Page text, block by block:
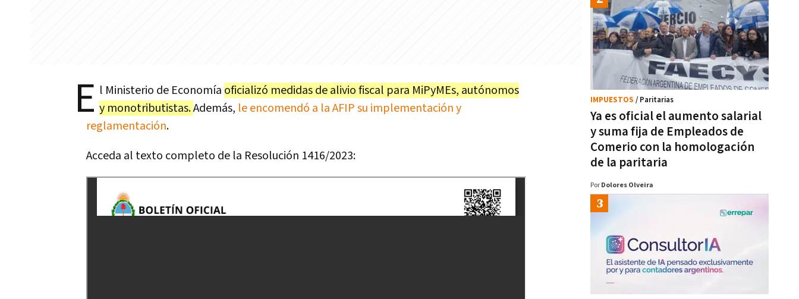
E l Ministerio de Economía oficializó medidas de alivio fiscal para MiPyMEs, autónomos
y monotributistas.Además, le encomendó a la AFIP su implementación y
reglamentación.
Acceda al texto completo de la Resolución 1416/2023:
Ya es oficial el aumento salarial
y suma fija de Empleados de
Comerio con la homologación
de la paritaria
IMPUESTOS / Paritarias
Por Dolores Olveira